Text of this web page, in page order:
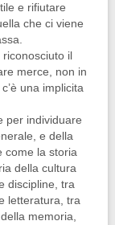
e rifiutare
che ci viene
il
merce, non in
una implicita
per individuare
e della
come la storia
della cultura
discipline, tra
letteratura, tra
memoria,